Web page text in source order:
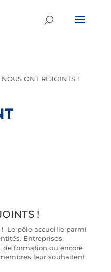
NOUS ONT REJOINTS !
!
! Le pôle accueille parmi
Entreprises,
de formation ou encore
leur souhaitent